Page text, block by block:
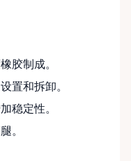
胶制成。
置和拆卸。
稳定性。
。